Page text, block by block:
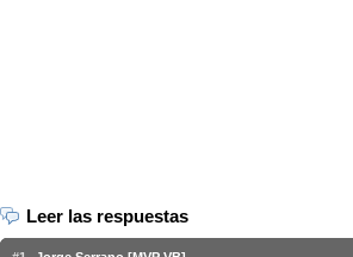
Leer las respuestas